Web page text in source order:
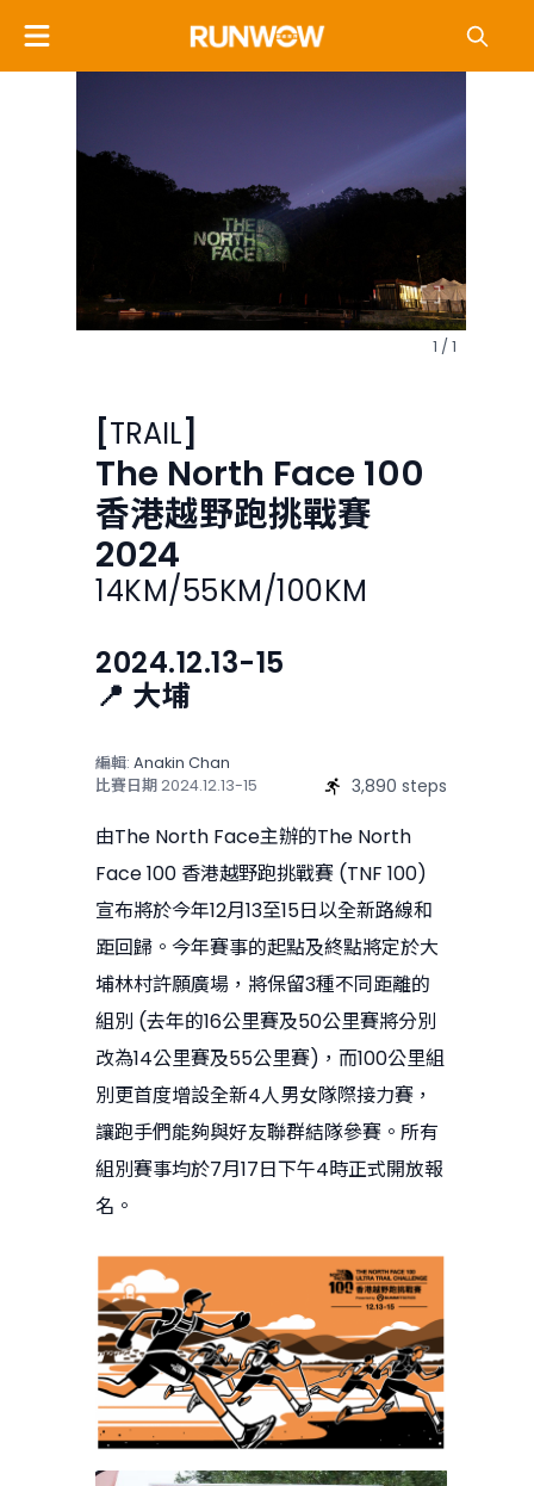
1 / 1
[TRAIL]
The North Face 100
香港越野跑挑戰賽
2024
14KM/55KM/100KM
2024.12.13-15
📍 大埔
編輯: Anakin Chan
比賽日期2024.12.13-15 3,890 steps
由The North Face主辦的The North
Face 100 香港越野跑挑戰賽 (TNF 100)
宣布將於今年12月13至15日以全新路線和
距回歸。今年賽事的起點及終點將定於大
埔林村許願廣場，將保留3種不同距離的
組別 (去年的16公里賽及50公里賽將分別
改為14公里賽及55公里賽)，而100公里組
別更首度增設全新4人男女隊際接力賽，
讓跑手們能夠與好友聯群結隊參賽。所有
組別賽事均於7月17日下午4時正式開放報
名。